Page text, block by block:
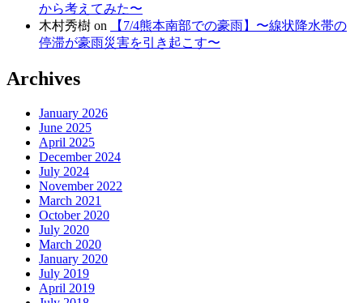
から考えてみた〜
木村秀樹 on
【7/4熊本南部での豪雨】〜線状降水帯の
停滞が豪雨災害を引き起こす〜
Archives
January 2026
June 2025
April 2025
December 2024
July 2024
November 2022
March 2021
October 2020
July 2020
March 2020
January 2020
July 2019
April 2019